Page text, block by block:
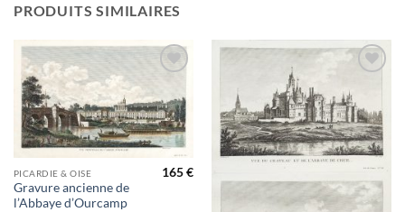
PRODUITS SIMILAIRES
à la
wishlist
PICARDIE & OISE
Gravure ancienne de
l’Abbaye d’Ourcamp
165€
wishlist